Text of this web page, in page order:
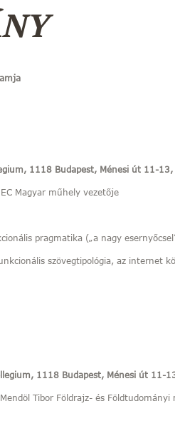
1118 Budapest, Ménesi út 11-
Magyar műhely vezetője
pragmatika („a nagy
szövegtipológia, az internet
1118 Budapest, Ménesi út 11-
Tibor Földrajz- és